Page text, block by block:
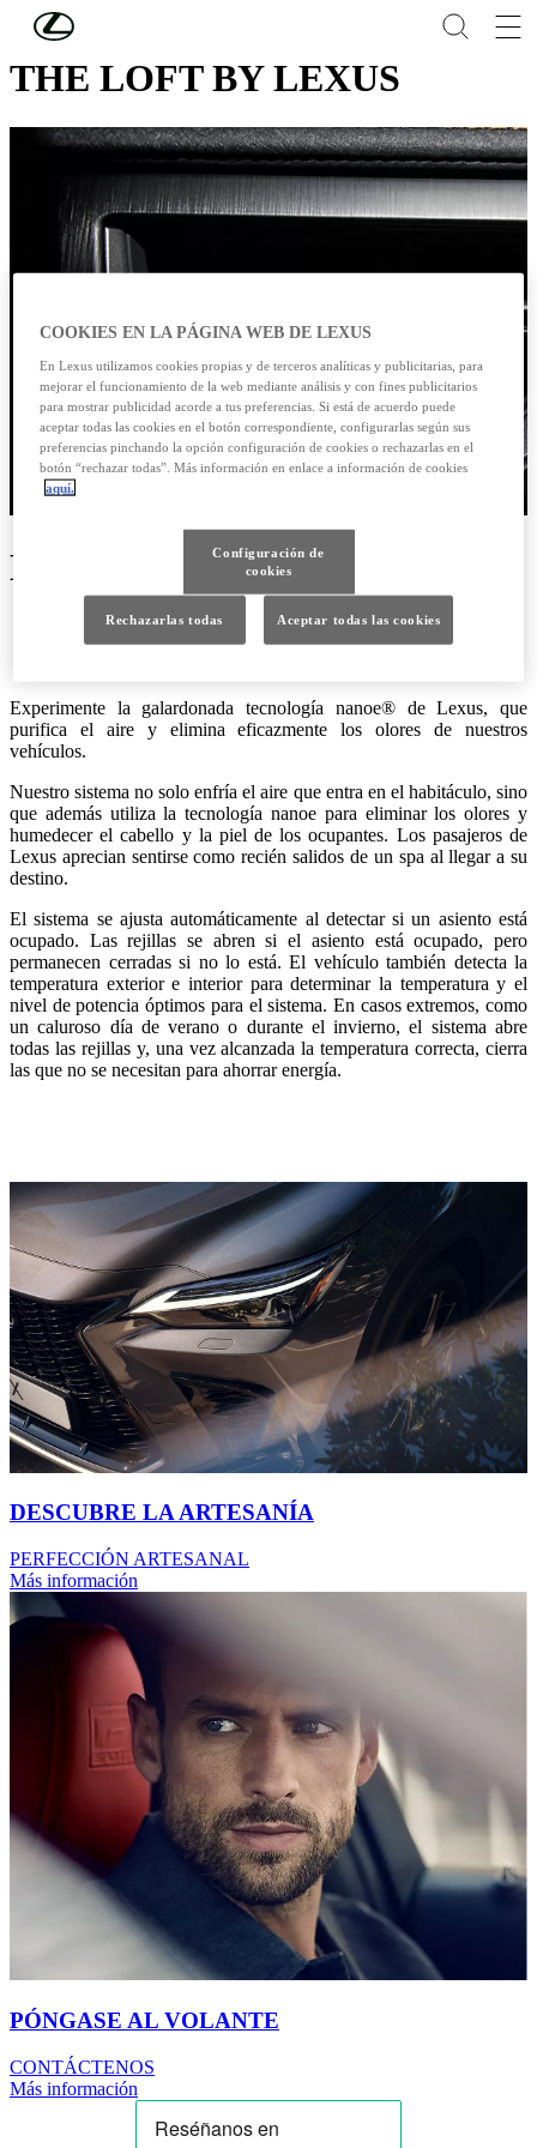
Skip to Main Content
THE LOFT BY LEXUS
LEXUS NANOE®
Experimente la galardonada tecnología nanoe® de Lexus, que
purifica el aire y elimina eficazmente los olores de nuestros
vehículos.
Nuestro sistema no solo enfría el aire que entra en el habitáculo, sino
que además utiliza la tecnología nanoe para eliminar los olores y
humedecer el cabello y la piel de los ocupantes. Los pasajeros de
Lexus aprecian sentirse como recién salidos de un spa al llegar a su
destino.
El sistema se ajusta automáticamente al detectar si un asiento está
ocupado. Las rejillas se abren si el asiento está ocupado, pero
permanecen cerradas si no lo está. El vehículo también detecta la
temperatura exterior e interior para determinar la temperatura y el
nivel de potencia óptimos para el sistema. En casos extremos, como
un caluroso día de verano o durante el invierno, el sistema abre
todas las rejillas y, una vez alcanzada la temperatura correcta, cierra
las que no se necesitan para ahorrar energía.
DESCUBRE LA ARTESANÍA
PERFECCIÓN ARTESANAL
Más información
PÓNGASE AL VOLANTE
CONTÁCTENOS
Más información
COOKIES EN LA PÁGINA WEB DE LEXUS
En Lexus utilizamos cookies propias y de terceros analíticas y publicitarias, para
mejorar el funcionamiento de la web mediante análisis y con fines publicitarios
para mostrar publicidad acorde a tus preferencias. Si está de acuerdo puede
aceptar todas las cookies en el botón correspondiente, configurarlas según sus
preferencias pinchando la opción configuración de cookies o rechazarlas en el
botón “rechazar todas”. Más información en enlace a información de cookies
aquí.
Configuración de
cookies
Rechazarlas todas Aceptar todas las cookies